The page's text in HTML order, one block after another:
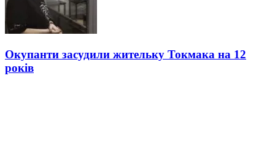
Окупанти засудили жительку Токмака на 12
років